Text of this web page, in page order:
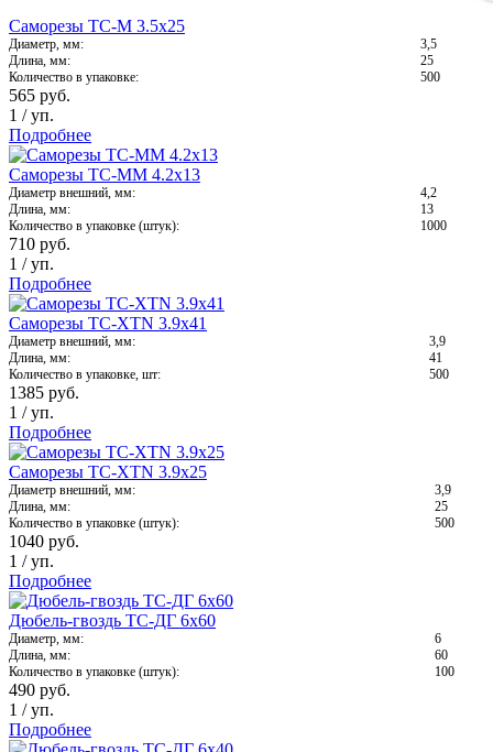
Саморезы ТС-М 3.5х25
Диаметр, мм:
3,5
Длина, мм:
25
Количество в упаковке:
500
565 руб.
1 /уп.
Подробнее
Саморезы ТС-ММ 4.2х13
Диаметр внешний, мм:
4,2
Длина, мм:
13
Количество в упаковке (штук):
1000
710 руб.
1 /уп.
Подробнее
Саморезы ТС-XTN 3.9х41
Диаметр внешний, мм:
3,9
Длина, мм:
41
Количество в упаковке, шт:
500
1385 руб.
1 /уп.
Подробнее
Саморезы ТС-XTN 3.9х25
Диаметр внешний, мм:
3,9
Длина, мм:
25
Количество в упаковке (штук):
500
1040 руб.
1 /уп.
Подробнее
Дюбель-гвоздь ТС-ДГ 6х60
Диаметр, мм:
6
Длина, мм:
60
Количество в упаковке (штук):
100
490 руб.
1 /уп.
Подробнее